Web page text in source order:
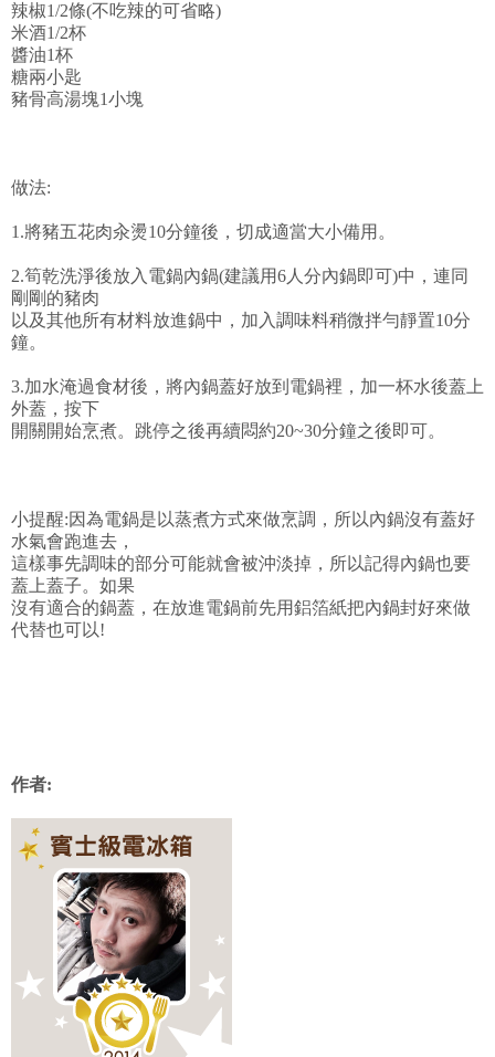
辣椒1/2條(不吃辣的可省略)
米酒1/2杯
醬油1杯
糖兩小匙
豬骨高湯塊1小塊
做法:
1.將豬五花肉汆燙10分鐘後，切成適當大小備用。
2.筍乾洗淨後放入電鍋內鍋(建議用6人分內鍋即可)中，連同
剛剛的豬肉
以及其他所有材料放進鍋中，加入調味料稍微拌勻靜置10分
鐘。
3.加水淹過食材後，將內鍋蓋好放到電鍋裡，加一杯水後蓋上
外蓋，按下
開關開始烹煮。跳停之後再續悶約20~30分鐘之後即可。
小提醒:因為電鍋是以蒸煮方式來做烹調，所以內鍋沒有蓋好
水氣會跑進去，
這樣事先調味的部分可能就會被沖淡掉，所以記得內鍋也要
蓋上蓋子。如果
沒有適合的鍋蓋，在放進電鍋前先用鋁箔紙把內鍋封好來做
代替也可以!
作者: